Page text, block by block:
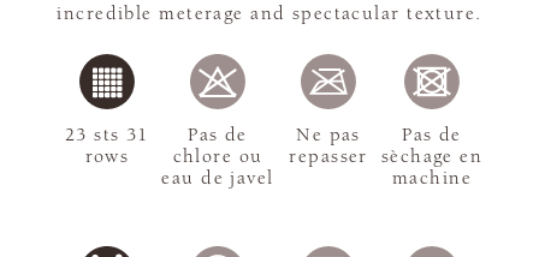
incredible meterage and spectacular texture.
23 sts 31
rows
Pas de
chlore ou
eau de javel
Ne pas
repasser
Pas de
sèchage en
machine